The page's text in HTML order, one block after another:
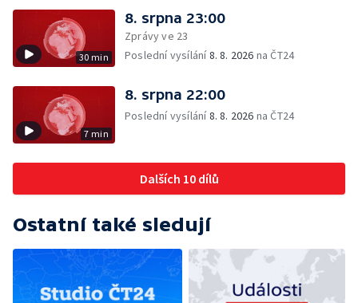
30 min
8. srpna 23:00
Zprávy ve 23
Poslední vysílání8. 8. 2026 na ČT24
7 min
8. srpna 22:00
Poslední vysílání8. 8. 2026 na ČT24
Dalších 10 dílů
Ostatní také sledují